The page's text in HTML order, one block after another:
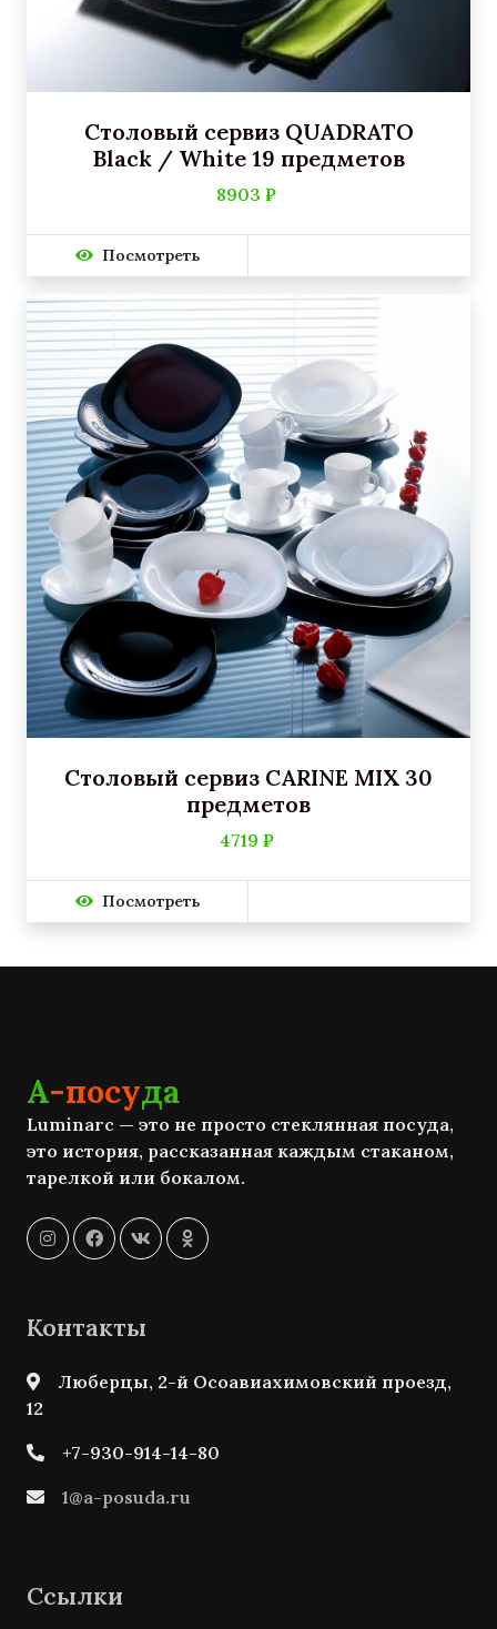
Столовый сервиз QUADRATO
Black / White 19 предметов
8903 ₽
Посмотреть
Столовый сервиз CARINE MIX 30
предметов
4719 ₽
Посмотреть
А-посуда
Luminarc — это не просто стеклянная посуда,
это история, рассказанная каждым стаканом,
тарелкой или бокалом.
Контакты
Люберцы, 2-й Осоавиахимовский проезд,
12
+7-930-914-14-80
1@a-posuda.ru
Ссылки